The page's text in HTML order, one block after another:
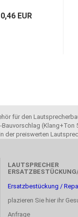
0,46 EUR
für den
der preiswerten
LAUTSPRECHER
Ersatzbestückung /
plazieren Sie hier ihr
Anfrage